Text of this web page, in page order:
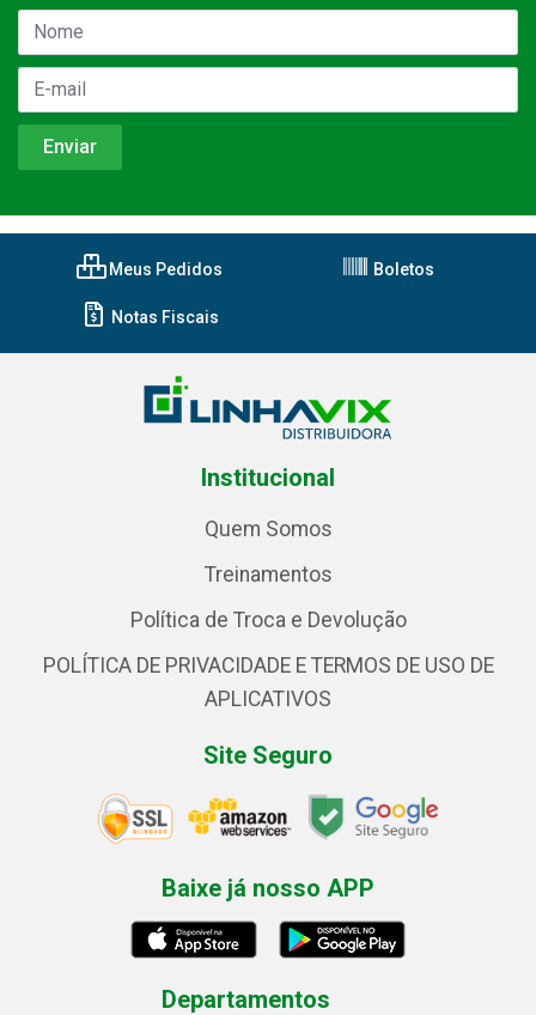
Meus Pedidos Boletos
Notas Fiscais
Institucional
Quem Somos
Treinamentos
Política de Troca e Devolução
POLÍTICA DE PRIVACIDADE E TERMOS DE USO DE
APLICATIVOS
Site Seguro
Baixe já nosso APP
Departamentos